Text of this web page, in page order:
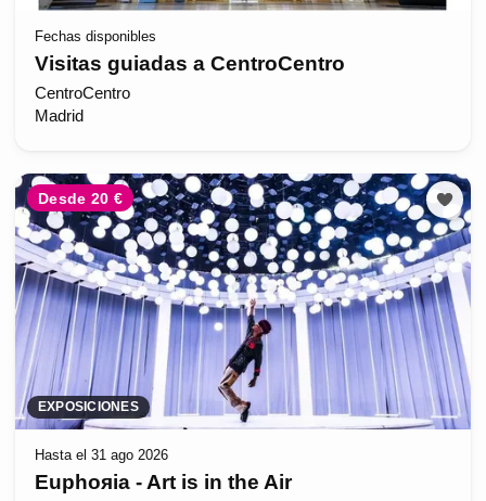
Fechas disponibles
Visitas guiadas a CentroCentro
CentroCentro
Madrid
Desde 20 €
EXPOSICIONES
Hasta el 31 ago 2026
Euphoяia - Art is in the Air